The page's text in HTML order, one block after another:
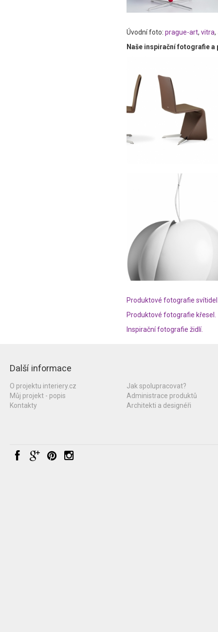
Úvodní foto: prague-art, vitra,
Naše inspirační fotografie
Produktové fotografie
Produktové fotografie křesel.
Inspirační fotografie židlí.
Další informace
O projektu interiery.cz
Můj projekt - popis
Kontakty
Jak spolupracovat?
Administrace produktů
Architekti a designéři